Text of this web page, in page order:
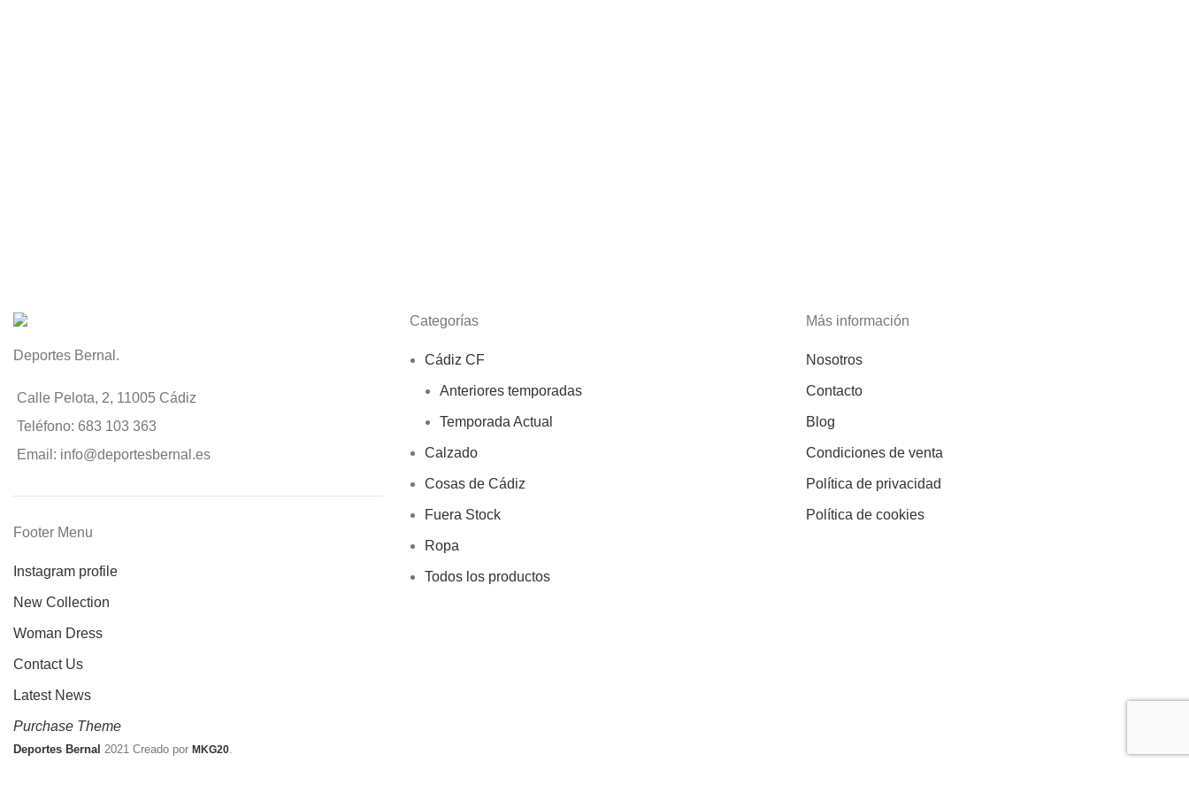
Deportes Bernal.
Calle Pelota, 2, 11005 Cádiz
Teléfono: 683 103 363
Email: info@deportesbernal.es
Footer Menu
Instagram profile
New Collection
Woman Dress
Contact Us
Latest News
Purchase Theme
Categorías
Cádiz CF
Anteriores temporadas
Temporada Actual
Calzado
Cosas de Cádiz
Fuera Stock
Ropa
Todos los productos
Más información
Nosotros
Contacto
Blog
Condiciones de venta
Política de privacidad
Política de cookies
Deportes Bernal 2021 Creado por MKG20